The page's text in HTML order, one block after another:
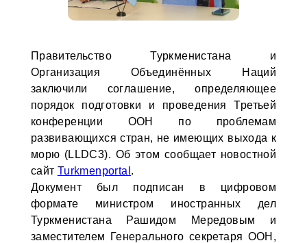
Правительство Туркменистана и
Организация Объединённых Наций
заключили соглашение, определяющее
порядок подготовки и проведения Третьей
конференции ООН по проблемам
развивающихся стран, не имеющих выхода к
морю (LLDC3). Об этом сообщает новостной
сайт Turkmenportal .
Документ был подписан в цифровом
формате министром иностранных дел
Туркменистана Рашидом Мередовым и
заместителем Генерального секретаря ООН,